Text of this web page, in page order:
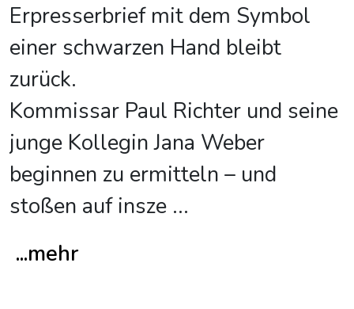
Erpresserbrief mit dem Symbol
einer schwarzen Hand bleibt
zurück.
Kommissar Paul Richter und seine
junge Kollegin Jana Weber
beginnen zu ermitteln – und
stoßen auf insze ...
...mehr